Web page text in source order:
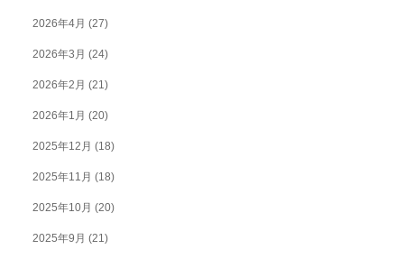
2026年4月 (27)
2026年3月 (24)
2026年2月 (21)
2026年1月 (20)
2025年12月 (18)
2025年11月 (18)
2025年10月 (20)
2025年9月 (21)